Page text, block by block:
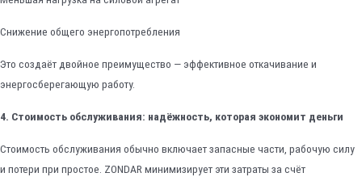
Снижение общего энергопотребления
Это создаёт двойное преимущество — эффективное откачивание и
энергосберегающую работу.
4. Стоимость обслуживания: надёжность, которая экономит деньги
Стоимость обслуживания обычно включает запасные части, рабочую силу
и потери при простое. ZONDAR минимизирует эти затраты за счёт